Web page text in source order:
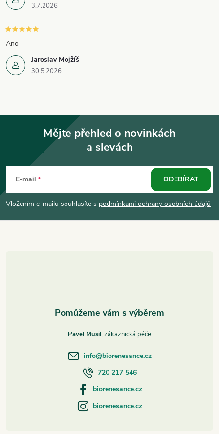
3.7.2026
Jaroslav Mojžíš
30.5.2026
Ano
p
Mějte přehled o novinkách
a slevách
E-mail
Vložením e-mailu souhlasíte s podmínkami ochrany osobních údajů
ODEBÍRAT
Pavel Musil
info@biorenesance.cz
720 217 546
biorenesance.cz
biorenesance.cz